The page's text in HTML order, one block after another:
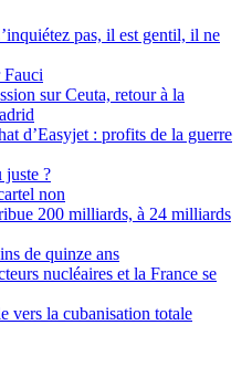
pas, il est gentil, il ne
Fauci
sur Ceuta, retour à la
d’Easyjet : profits de la guerre
juste ?
non
200 milliards, à 24 milliards
de quinze ans
nucléaires et la France se
vers la cubanisation totale